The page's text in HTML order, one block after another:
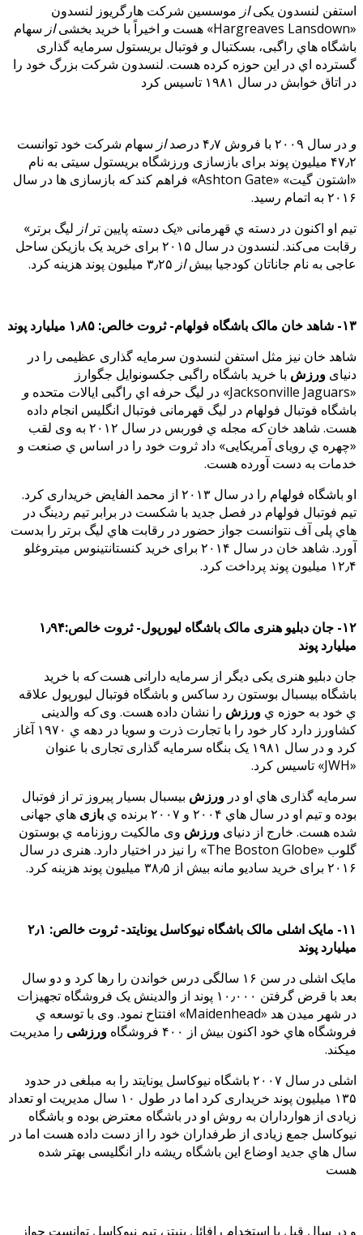
استفن لنسدون یکیاز موسسین شرکت هارگریوز لنسدون
«Hargreaves Lansdown» هست
و اخیراً با خرید بخشیاز سهام
باشگاه هاي راگبی، بسکتبال و فوتبال بریستول سرمایه گذاری
گسترده اي در این حوزه کرده هست. لنسدون شرکت بزرگ خود را
در اتاق خوابش در سال ۱۹۸۱ تاسیس کرد
و در سال ۲۰۰۹ با فروش ۴٫۷ درصد از سهام شرکت خود توانست
۴۷٫۲ میلیون پوند برای بازسازی ورزشگاه بریستول سیتی به نام
«اشتون گیت» «Ashton Gate» فراهم کند
که بازسازی ها در سال
۲۰۱۶ به اتمام رسید.
تیم او اکنون در دسته ي قهرمانی «یک دسته پایین تراز لیگ برتر»
رقابت می‌کند. لنسدون در سال ۲۰۱۵ برای خرید یک بازیکن ساحل
عاجی به نام جاناتان کودجیا بیشاز
۱۳- شاهد خان مالک باشگاه فولهام- ثروت خالص: ۱٫۸۵ میلیارد پوند
شاهد خان نیز مثل استفن لنسدون سرمایه گذاری عظیمی را در
دنیای ورزش با خرید باشگاه راگبی جکسونوایل جگوارز
«Jacksonville Jaguars» در لیگ حرفه اي راگبی ایالات متحده
و
باشگاه فوتبال فولهام در لیگ قهرمانی فوتبال انگلیس انجام داده
هست. شاهد خانکه
مجله ي فوربس در سال ۲۰۱۲ به وی لقب
«چهره ي رویای آمریکایی» داد ثروت خود را در اساس ي صنعت و
خدمات به دست آورده هست.
او باشگاه فولهام را در سال ۲۰۱۳ از محمد الفایض خریداری کرد.
تیم فوتبال فولهام در فصل جدید با شکست در برابر تیم ردینگ در
هاي پلی آف نتوانست جواز حضور در رقابت هاي لیگ برتر را بدست
آورد. شاهد خان در سال ۲۰۱۴ برای خرید کنستانتینوس میتروغلو
۱۲٫۴ میلیون پوند پرداخت کرد.
۱۲- جان دبلیو هنری مالک باشگاه لیورپول- ثروت خالص:۱٫۹۴
میلیارد پوند
جان دبلیو هنری یکی دیگر از سرمایه دارانی هستکه با خرید
باشگاه بیسبال بوستون رد ساکس و باشگاه فوتبال لیورپول علاقه
ي خود به حوزه ي ورزش را نشان داده هست. ویکه والدینی
کشاورز دارد کار خود را با تجارت ذرت و سویا در دهه ي ۱۹۷۰ آغاز
کرد و در سال ۱۹۸۱ یک بنگاه سرمایه گذاری تجاری با عنوان
«JWH» تاسیس کرد.
سرمایه گذاری هاي او در ورزش بیسبال بسیار پیروز تر از فوتبال
بوده و تیم او در سال هاي ۲۰۰۴ و ۲۰۰۷ برنده ي
بازی هاي جهانی
شده هست. خارج از دنیای ورزش وی مالکیت روزنامه ي بوستون
گلوب «The Boston Globe» را نیز در اختیار دارد. هنری در سال
۲۰۱۶ برای خرید سادیو مانه بیش از ۳۸٫۵ میلیون پوند هزینه کرد.
۱۱- مایک اشلی مالک باشگاه نیوکاسل یونایتد- ثروت خالص: ۲٫۱
میلیارد پوند
مایک اشلی در سن ۱۶ سالگی درس خواندن را رها کرد و دو سال
بعد با قرض گرفتن ۱۰٫۰۰۰ پوند از والدینش یک فروشگاه تجهیزات
در شهر میدن هد «Maidenhead» افتتاح نمود. وی با توسعه ي
فروشگاه هاي خود اکنون بیش از ۴۰۰ فروشگاه
ورزشی را مدیریت
میکند.
اشلی در سال ۲۰۰۷ باشگاه نیوکاسل یونایتد را به مبلغی در حدود
۱۳۵ میلیون پوند خریداری کرد اما در طول ۱۰ سال مدیریت او تعداد
زیادی از هوارداران به روش او در باشگاه معترض بوده و باشگاه
نیوکاسل جمع زیادی از طرفداران خود را از دست داده هست اما در
سال هاي جدید اوضاع این باشگاه ریشه دار انگلیسی بهتر شده
هست
و در سال قبل با استخدام رافائل بنیتز، تیم نیوکاسل توانست جواز